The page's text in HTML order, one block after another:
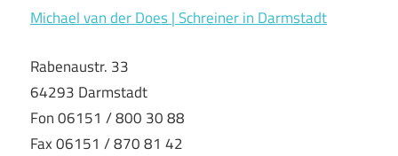
Darmstadt
Michael van der Does | Schreiner in Darmstadt
Rabenaustr. 33
64293 Darmstadt
Fon 06151 / 800 30 88
Fax 06151 / 870 81 42